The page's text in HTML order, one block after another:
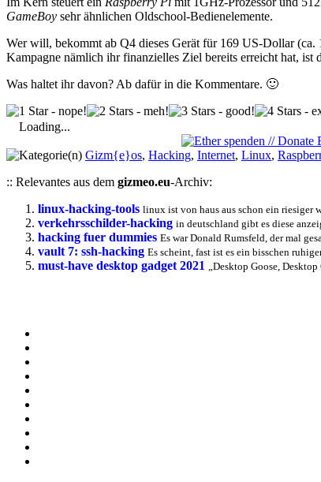
GameBoy sehr ähnlichen Oldschool-Bedienelemente.
Wer will, bekommt ab Q4 dieses Gerät für 169 US-Dollar
Kampagne nämlich ihr finanzielles Ziel bereits erreicht hat,
Was haltet ihr davon? Ab dafür in die Kommentare. 🙂
Loading...
Gizm{e}os, Hacking, Internet, Linux,
:: Relevantes aus dem gizmeo.eu-Archiv:
linux-hacking-tools linux ist von haus aus schon ein riesiger
verkehrsschilder-hacking in deutschland gibt es diese
hacking fuer dummies Es war Donald Rumsfeld, der mal
vault 7: ssh-hacking Es scheint, fast ist es ein bisschen
must-have desktop gadget 2021 „Desktop Goose,